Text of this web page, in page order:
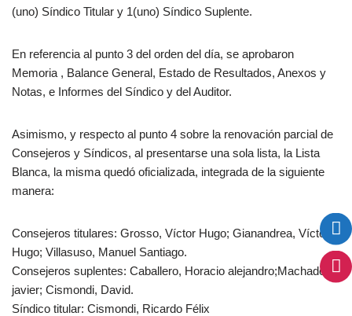
(uno) Síndico Titular y 1(uno) Síndico Suplente.
En referencia al punto 3 del orden del día, se aprobaron
Memoria , Balance General, Estado de Resultados, Anexos y
Notas, e Informes del Síndico y del Auditor.
Asimismo, y respecto al punto 4 sobre la renovación parcial de
Consejeros y Síndicos, al presentarse una sola lista, la Lista
Blanca, la misma quedó oficializada, integrada de la siguiente
manera:
Consejeros titulares: Grosso, Víctor Hugo; Gianandrea, Víctor
Hugo; Villasuso, Manuel Santiago.
Consejeros suplentes: Caballero, Horacio alejandro;Machado
javier; Cismondi, David.
Síndico titular: Cismondi, Ricardo Félix